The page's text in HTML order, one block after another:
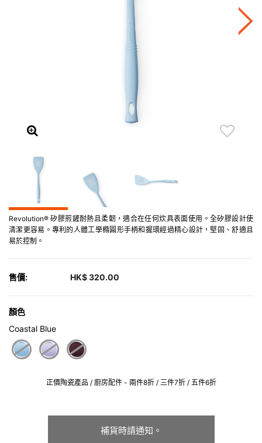
Revolution® 矽膠煎鏟耐熱且柔韌，適合在任何炊具表面使用。全矽膠設計使
清潔更容易。專利的人體工學橢圓形手柄和握環經過精心設計，堅固、舒適且
易於控制。
售價: HK$ 320.00
顏色
Coastal Blue
正價陶瓷產品 / 廚房配件 - 兩件8折 / 三件7折 / 五件6折
補貨時請通知。